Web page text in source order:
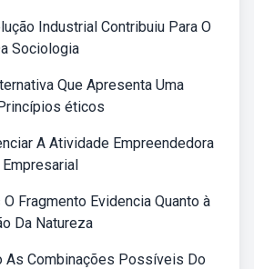
Industrial Contribuiu Para O
Sociologia
Que Apresenta Uma
éticos
A Atividade Empreendedora
Fragmento Evidencia Quanto à
Da Natureza
As Combinações Possíveis Do